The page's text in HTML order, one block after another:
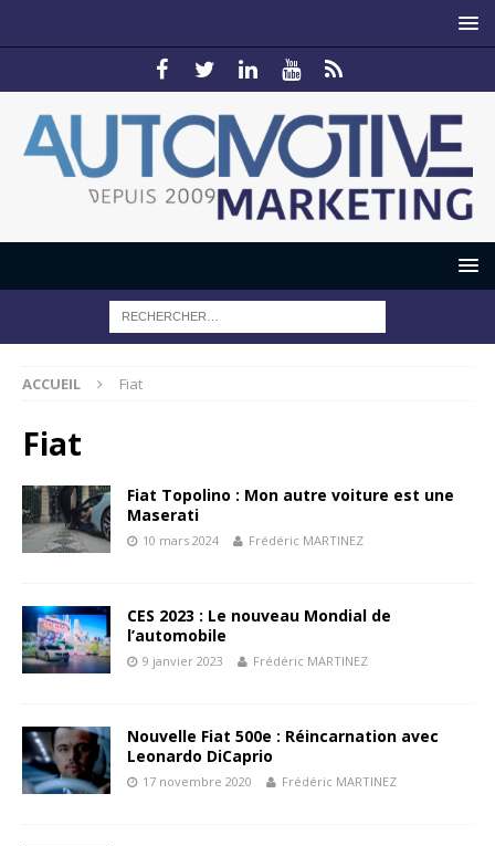
ACCUEIL Fiat
Fiat
Fiat Topolino : Mon autre voiture est une
Maserati
10 mars 2024 Frédéric MARTINEZ
CES 2023 : Le nouveau Mondial de
l’automobile
9 janvier 2023 Frédéric MARTINEZ
Nouvelle Fiat 500e : Réincarnation avec
Leonardo DiCaprio
17 novembre 2020 Frédéric MARTINEZ